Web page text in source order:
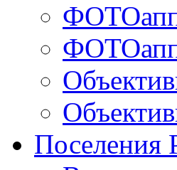
Поселения